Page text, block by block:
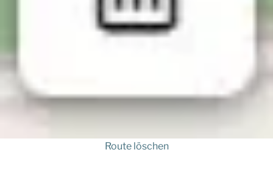
Route löschen